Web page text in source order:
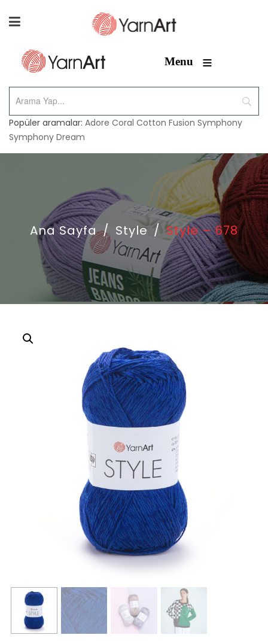
Menu ≡
Popüler aramalar: Adore Coral Cotton Fusion Symphony
Symphony Dream
Ana Sayfa / Style / Style – 678